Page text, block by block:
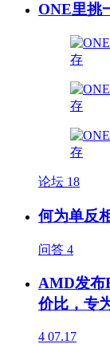
ONE里挑
论坛 18
何为单反
问答 4
AMD发布
价比，专
4 07.17